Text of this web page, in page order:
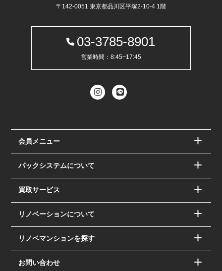
〒142-0051 東京都品川区平塚2-10-4 1階
03-3785-8901
営業時間：8:45~17:45
会員メニュー
パックシステムについて
買取サービス
リノベーションについて
リノベマンションを探す
お問い合わせ